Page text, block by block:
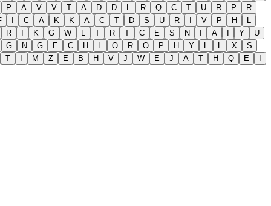
P A V V T A D D L R Q C T U R P
R
I C A K K A C T D S U R I V P H
L
R I K G W L T R T C E S N I A I Y
U
G N G E C H L O R O P H Y L L X
S
T I M Z E B H V J W E J A T H Q E
I